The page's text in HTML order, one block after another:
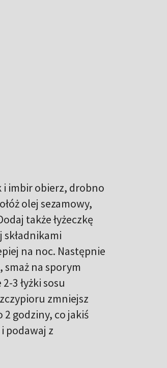
i imbir obierz, drobno
olej sezamowy,
także łyżeczkę
składnikami
na noc. Następnie
na sporym
3 łyżki sosu
zmniejsz
godziny, co jakiś
podawaj z